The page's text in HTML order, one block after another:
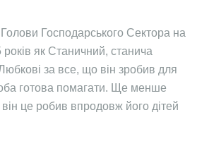
Господарського Сектора на
років як Станичний, станича
за все, що він зробив для
готова помагати. Ще менше
це робив впродовж його дітей